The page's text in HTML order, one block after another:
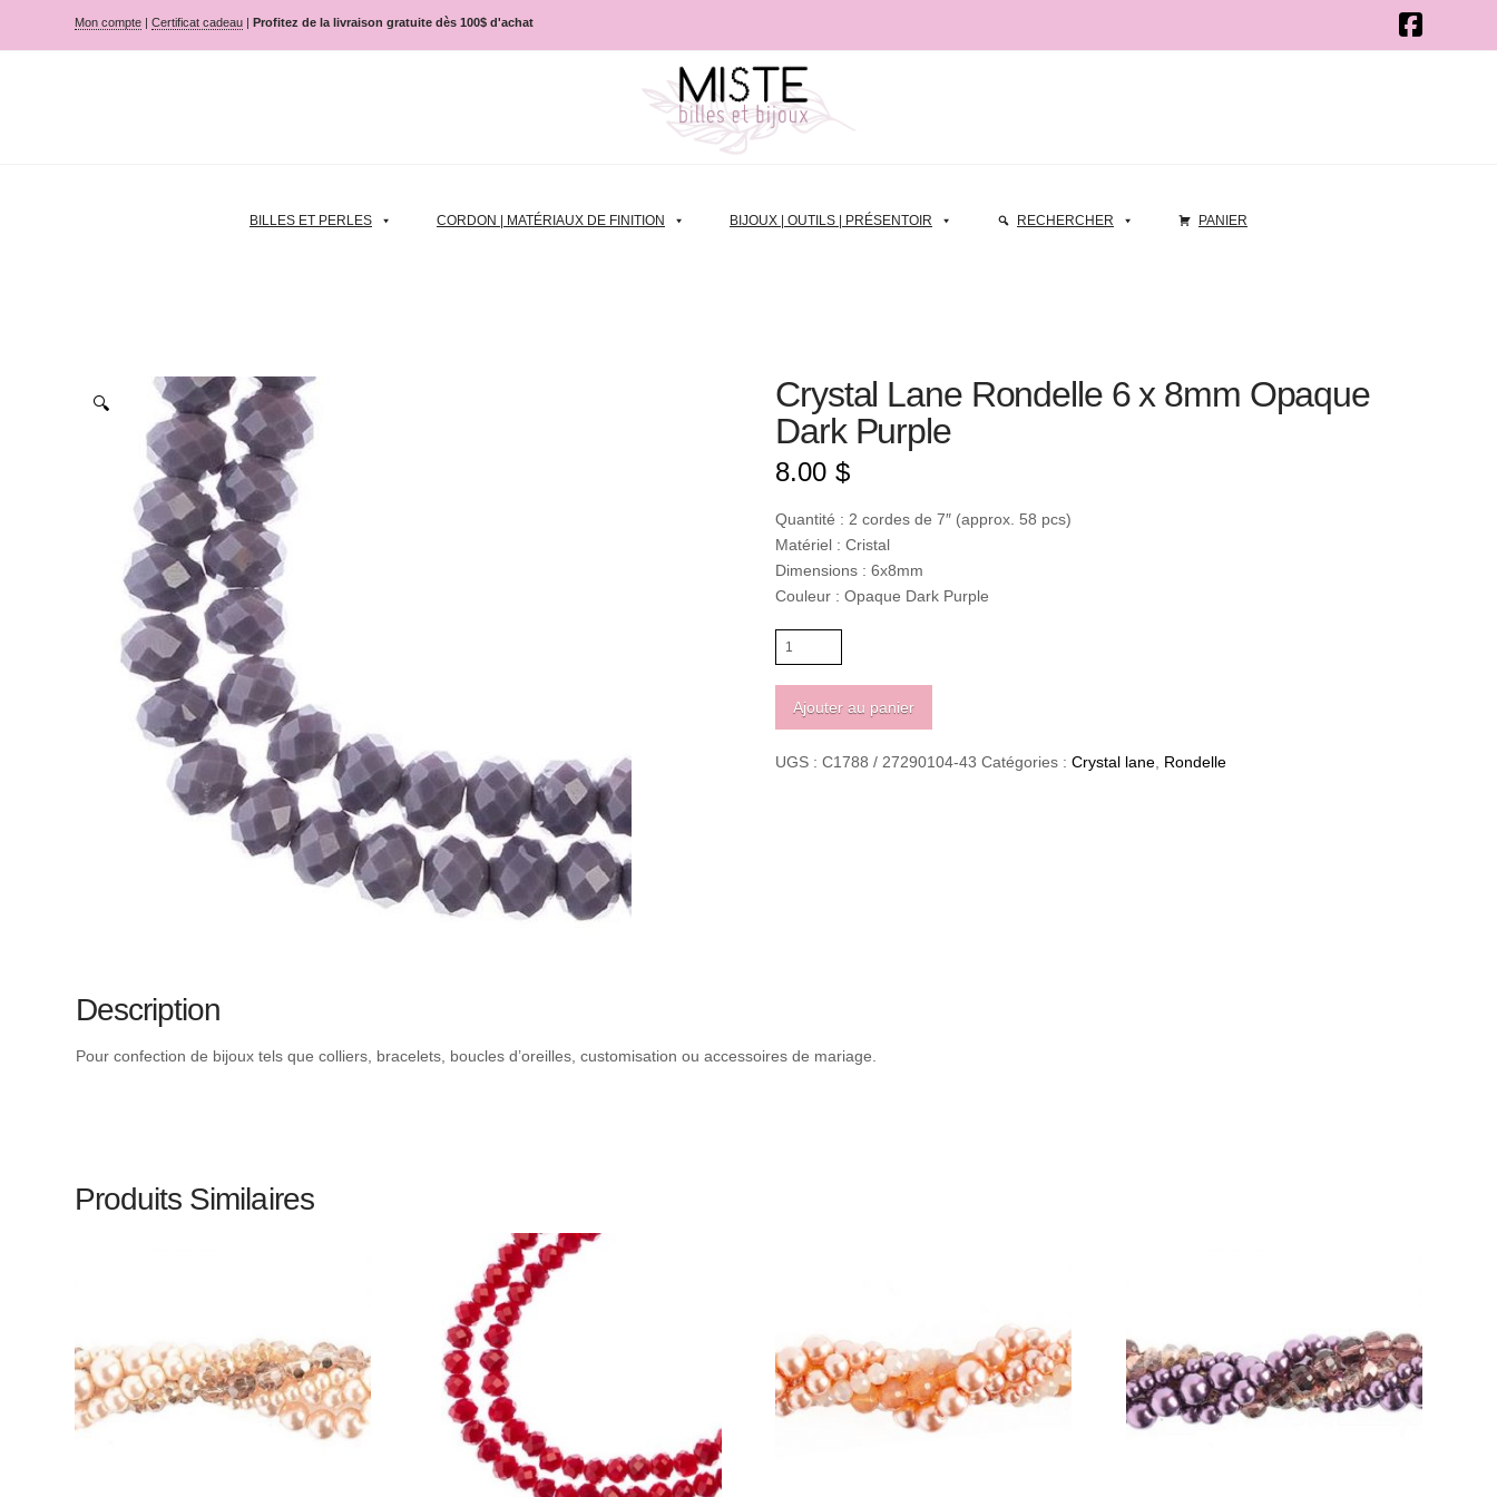
Mon compte |Certificat cadeau |Profitez de la livraison gratuite dès 100$ d'achat
BILLES ET PERLES CORDON | MATÉRIAUX DE FINITION BIJOUX | OUTILS | PRÉSENTOIR RECHERCHER PANIER
🔍
Crystal Lane Rondelle 6 x 8mm Opaque
Dark Purple
8.00 $
Quantité : 2 cordes de 7″ (approx. 58 pcs)
Matériel : Cristal
Dimensions : 6x8mm
Couleur : Opaque Dark Purple
quantité
de
Lane
6
Ajouter au panier
UGS :C1788 / 27290104-43 Catégories :Crystal lane Rondelle
Description
Pour confection de bijoux tels que colliers, bracelets, boucles d’oreilles, customisation ou accessoires de mariage.
Produits Similaires